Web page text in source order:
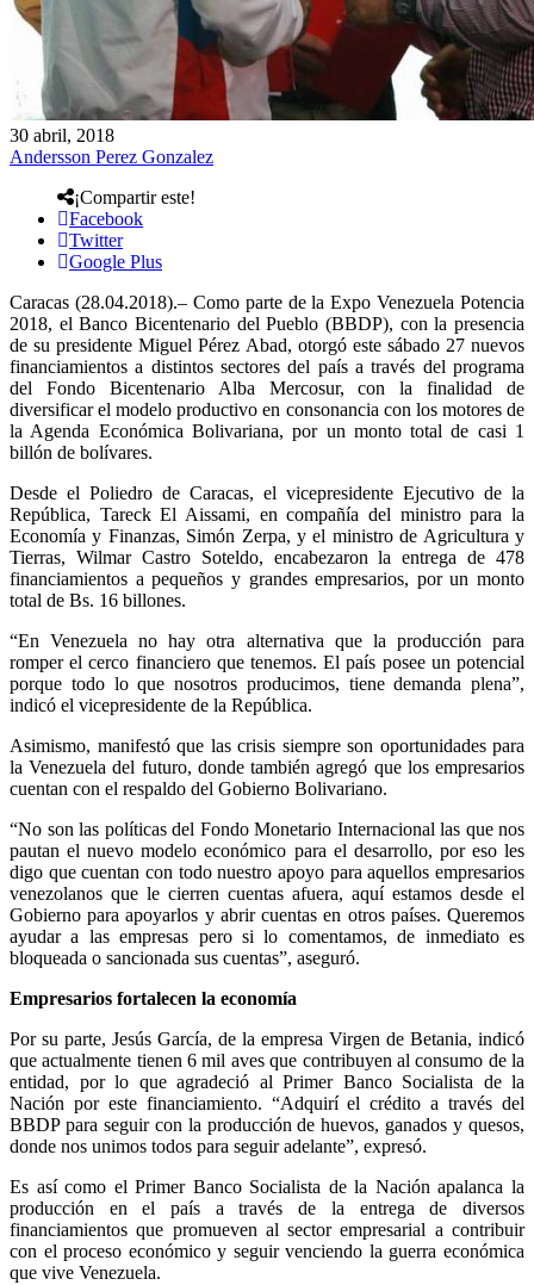
30 abril, 2018
Andersson Perez Gonzalez
¡Compartir este!
Facebook
Twitter
Google Plus
Caracas (28.04.2018).– Como parte de la Expo Venezuela Potencia
2018, el Banco Bicentenario del Pueblo (BBDP), con la presencia
de su presidente Miguel Pérez Abad, otorgó este sábado 27 nuevos
financiamientos a distintos sectores del país a través del programa
del Fondo Bicentenario Alba Mercosur, con la finalidad de
diversificar el modelo productivo en consonancia con los motores de
la Agenda Económica Bolivariana, por un monto total de casi 1
billón de bolívares.
Desde el Poliedro de Caracas, el vicepresidente Ejecutivo de la
República, Tareck El Aissami, en compañía del ministro para la
Economía y Finanzas, Simón Zerpa, y el ministro de Agricultura y
Tierras, Wilmar Castro Soteldo, encabezaron la entrega de 478
financiamientos a pequeños y grandes empresarios, por un monto
total de Bs. 16 billones.
“En Venezuela no hay otra alternativa que la producción para
romper el cerco financiero que tenemos. El país posee un potencial
porque todo lo que nosotros producimos, tiene demanda plena”,
indicó el vicepresidente de la República.
Asimismo, manifestó que las crisis siempre son oportunidades para
la Venezuela del futuro, donde también agregó que los empresarios
cuentan con el respaldo del Gobierno Bolivariano.
“No son las políticas del Fondo Monetario Internacional las que nos
pautan el nuevo modelo económico para el desarrollo, por eso les
digo que cuentan con todo nuestro apoyo para aquellos empresarios
venezolanos que le cierren cuentas afuera, aquí estamos desde el
Gobierno para apoyarlos y abrir cuentas en otros países. Queremos
ayudar a las empresas pero si lo comentamos, de inmediato es
bloqueada o sancionada sus cuentas”, aseguró.
Empresarios fortalecen la economía
Por su parte, Jesús García, de la empresa Virgen de Betania, indicó
que actualmente tienen 6 mil aves que contribuyen al consumo de la
entidad, por lo que agradeció al Primer Banco Socialista de la
Nación por este financiamiento. “Adquirí el crédito a través del
BBDP para seguir con la producción de huevos, ganados y quesos,
donde nos unimos todos para seguir adelante”, expresó.
Es así como el Primer Banco Socialista de la Nación apalanca la
producción en el país a través de la entrega de diversos
financiamientos que promueven al sector empresarial a contribuir
con el proceso económico y seguir venciendo la guerra económica
que vive Venezuela.